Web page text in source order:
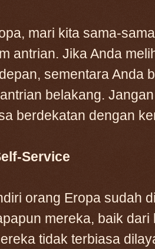
mari kita sama-
antrian. Jika Anda
sementara Anda
belakang.
berdekatan dengan
Service
orang Eropa sudah
mereka, baik
tidak terbiasa